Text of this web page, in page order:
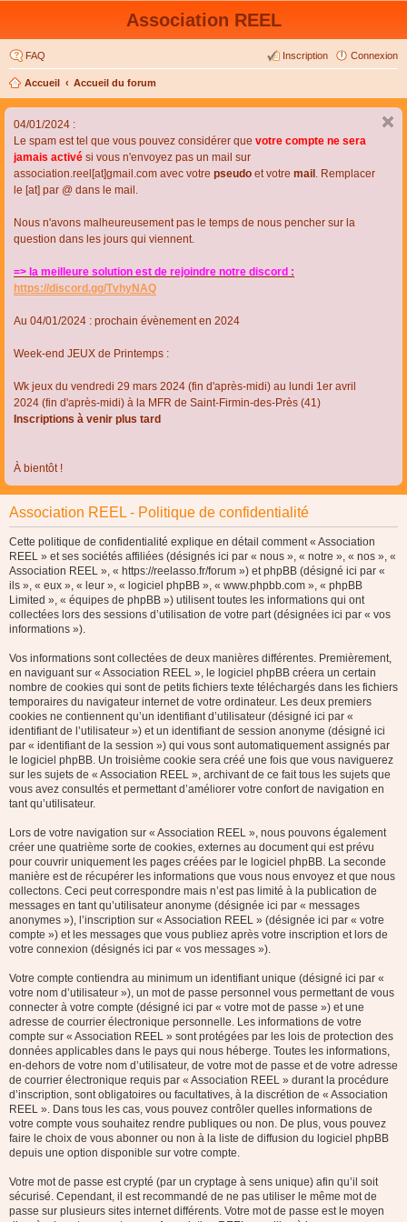
Association REEL
FAQ Connexion
Inscription
Accueil Accueil du forum
04/01/2024 :
Le spam est tel que vous pouvez considérer que votre compte ne sera
jamais activé si vous n'envoyez pas un mail sur
association.reel[at]gmail.com avec votre pseudo et votre mail . Remplacer
le [at] par @ dans le mail.
Nous n'avons malheureusement pas le temps de nous pencher sur la
question dans les jours qui viennent.
=> la meilleure solution est de rejoindre notre discord :
https://discord.gg/TvhyNAQ
Au 04/01/2024 : prochain évènement en 2024
Week-end JEUX de Printemps :
Wk jeux du vendredi 29 mars 2024 (fin d'après-midi) au lundi 1er avril
2024 (fin d'après-midi) à la MFR de Saint-Firmin-des-Près (41)
Inscriptions à venir plus tard
À bientôt !
Association REEL - Politique de confidentialité
Cette politique de confidentialité explique en détail comment « Association
REEL » et ses sociétés affiliées (désignés ici par « nous », « notre », « nos », «
Association REEL », « https://reelasso.fr/forum ») et phpBB (désigné ici par «
ils », « eux », « leur », « logiciel phpBB », « www.phpbb.com », « phpBB
Limited », « équipes de phpBB ») utilisent toutes les informations qui ont
collectées lors des sessions d’utilisation de votre part (désignées ici par « vos
informations »).
Vos informations sont collectées de deux manières différentes. Premièrement,
en naviguant sur « Association REEL », le logiciel phpBB créera un certain
nombre de cookies qui sont de petits fichiers texte téléchargés dans les fichiers
temporaires du navigateur internet de votre ordinateur. Les deux premiers
cookies ne contiennent qu’un identifiant d’utilisateur (désigné ici par «
identifiant de l’utilisateur ») et un identifiant de session anonyme (désigné ici
par « identifiant de la session ») qui vous sont automatiquement assignés par
le logiciel phpBB. Un troisième cookie sera créé une fois que vous naviguerez
sur les sujets de « Association REEL », archivant de ce fait tous les sujets que
vous avez consultés et permettant d’améliorer votre confort de navigation en
tant qu’utilisateur.
Lors de votre navigation sur « Association REEL », nous pouvons également
créer une quatrième sorte de cookies, externes au document qui est prévu
pour couvrir uniquement les pages créées par le logiciel phpBB. La seconde
manière est de récupérer les informations que vous nous envoyez et que nous
collectons. Ceci peut correspondre mais n’est pas limité à la publication de
messages en tant qu’utilisateur anonyme (désignée ici par « messages
anonymes »), l’inscription sur « Association REEL » (désignée ici par « votre
compte ») et les messages que vous publiez après votre inscription et lors de
votre connexion (désignés ici par « vos messages »).
Votre compte contiendra au minimum un identifiant unique (désigné ici par «
votre nom d’utilisateur »), un mot de passe personnel vous permettant de vous
connecter à votre compte (désigné ici par « votre mot de passe ») et une
adresse de courrier électronique personnelle. Les informations de votre
compte sur « Association REEL » sont protégées par les lois de protection des
données applicables dans le pays qui nous héberge. Toutes les informations,
en-dehors de votre nom d’utilisateur, de votre mot de passe et de votre adresse
de courrier électronique requis par « Association REEL » durant la procédure
d’inscription, sont obligatoires ou facultatives, à la discrétion de « Association
REEL ». Dans tous les cas, vous pouvez contrôler quelles informations de
votre compte vous souhaitez rendre publiques ou non. De plus, vous pouvez
faire le choix de vous abonner ou non à la liste de diffusion du logiciel phpBB
depuis une option disponible sur votre compte.
Votre mot de passe est crypté (par un cryptage à sens unique) afin qu’il soit
sécurisé. Cependant, il est recommandé de ne pas utiliser le même mot de
passe sur plusieurs sites internet différents. Votre mot de passe est le moyen